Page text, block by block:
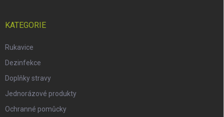
KATEGORIE
Rukavice
Dezinfekce
Doplňky stravy
Jednorázové produkty
Ochranné pomůcky